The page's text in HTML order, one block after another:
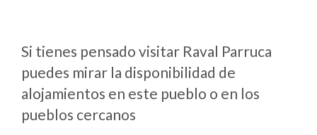
Si tienes pensado visitar Raval Parruca
puedes mirar la disponibilidad de
alojamientos en este pueblo o en los
pueblos cercanos